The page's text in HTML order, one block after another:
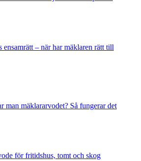
ensamrätt – när har mäklaren rätt till
man mäklararvodet? Så fungerar det
för fritidshus, tomt och skog